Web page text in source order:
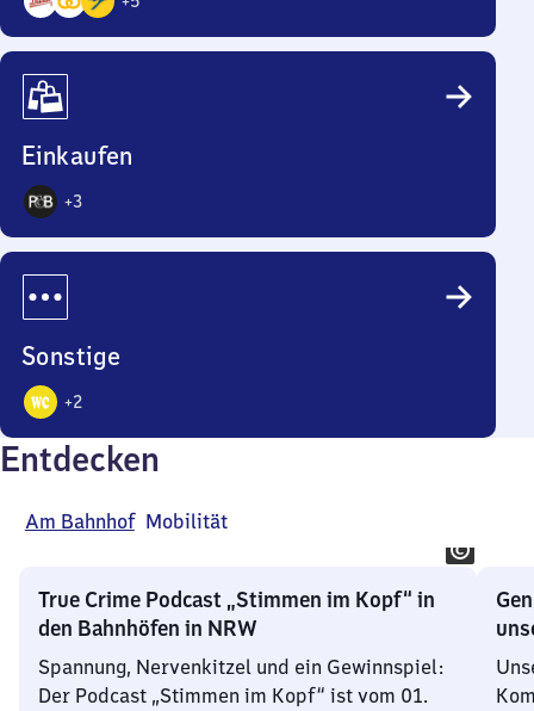
8
Einkaufen
+3
4
Sonstige
+2
3
Angebote
Entdecken
Am Bahnhof Mobilität
True Crime Podcast „Stimmen im Kopf“ in
den Bahnhöfen in NRW
Spannung, Nervenkitzel und ein Gewinnspiel:
Der Podcast „Stimmen im Kopf“ ist vom 01.